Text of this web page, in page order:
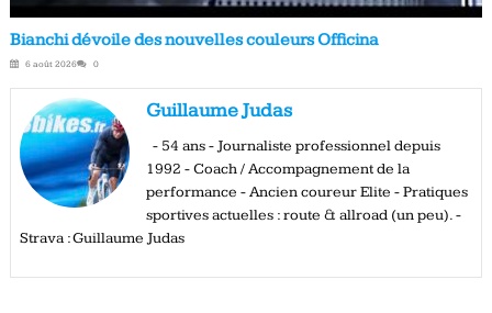
Bianchi dévoile des nouvelles couleurs Officina
6 août 2026 0
Guillaume Judas
- 54 ans - Journaliste professionnel depuis
1992 - Coach / Accompagnement de la
performance - Ancien coureur Elite - Pratiques
sportives actuelles : route & allroad (un peu). -
Strava : Guillaume Judas